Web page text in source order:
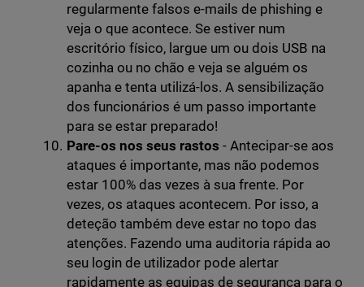
regularmente falsos e-mails de phishing e
veja o que acontece. Se estiver num
escritório físico, largue um ou dois USB na
cozinha ou no chão e veja se alguém os
apanha e tenta utilizá-los. A sensibilização
dos funcionários é um passo importante
para se estar preparado!
Pare-os nos seus rastos - Antecipar-se aos
ataques é importante, mas não podemos
estar 100% das vezes à sua frente. Por
vezes, os ataques acontecem. Por isso, a
deteção também deve estar no topo das
atenções. Fazendo uma auditoria rápida ao
seu login de utilizador pode alertar
rapidamente as equipas de segurança para o